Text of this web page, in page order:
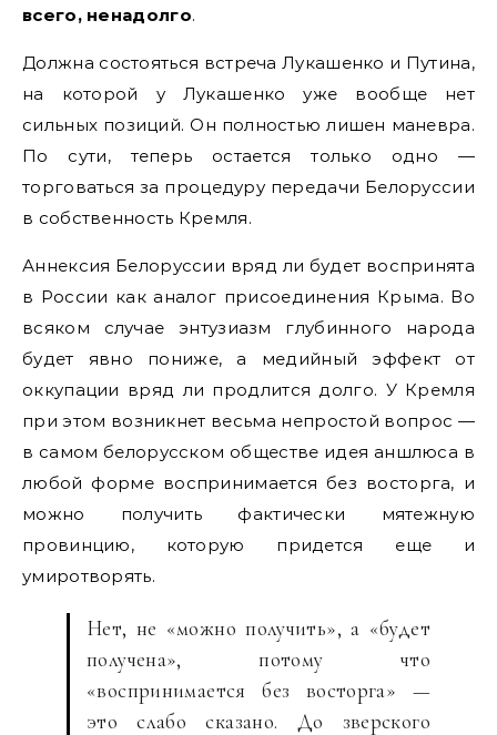
всего, ненадолго.
Должна состояться встреча Лукашенко и Путина,
на которой у Лукашенко уже вообще нет
сильных позиций. Он полностью лишен маневра.
По сути, теперь остается только одно —
торговаться за процедуру передачи Белоруссии
в собственность Кремля.
Аннексия Белоруссии вряд ли будет воспринята
в России как аналог присоединения Крыма. Во
всяком случае энтузиазм глубинного народа
будет явно пониже, а медийный эффект от
оккупации вряд ли продлится долго. У Кремля
при этом возникнет весьма непростой вопрос —
в самом белорусском обществе идея аншлюса в
любой форме воспринимается без восторга, и
можно получить фактически мятежную
провинцию, которую придется еще и
умиротворять.
Нет, не «можно получить», а «будет
получена», потому что
«воспринимается без восторга» —
это слабо сказано. До зверского